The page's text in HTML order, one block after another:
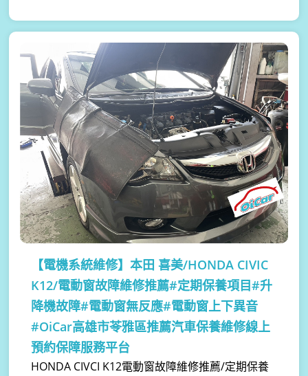
【電機系統維修】本田 喜美/HONDA CIVIC
K12/電動窗故障維修推薦#定期保養項目#升
降機故障#電動窗無反應#電動窗上下異音
#OiCar高雄市苓雅區推薦汽車保養維修線上
預約保障服務平台
HONDA CIVCI K12電動窗故障維修推薦/定期保養